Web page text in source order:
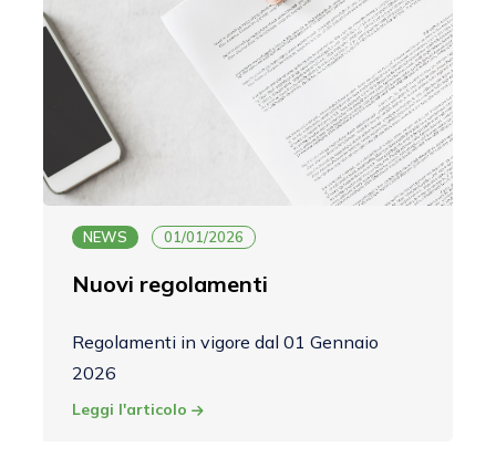
NEWS 01/01/2026
Nuovi regolamenti
Regolamenti in vigore dal 01 Gennaio
2026
Leggi l'articolo